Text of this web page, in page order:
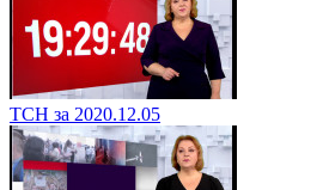
ТСН за 2020.12.05